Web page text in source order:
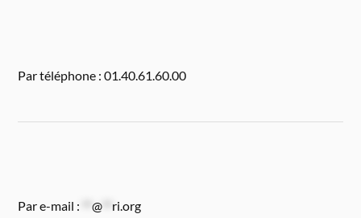
Par téléphone : 01.40.61.60.00
Par e-mail : **@ ri.org